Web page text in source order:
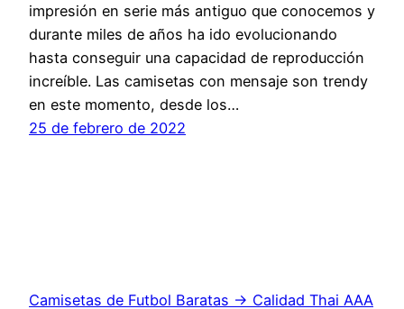
impresión en serie más antiguo que conocemos y
durante miles de años ha ido evolucionando
hasta conseguir una capacidad de reproducción
increíble. Las camisetas con mensaje son trendy
en este momento, desde los…
25 de febrero de 2022
Camisetas de Futbol Baratas → Calidad Thai AAA